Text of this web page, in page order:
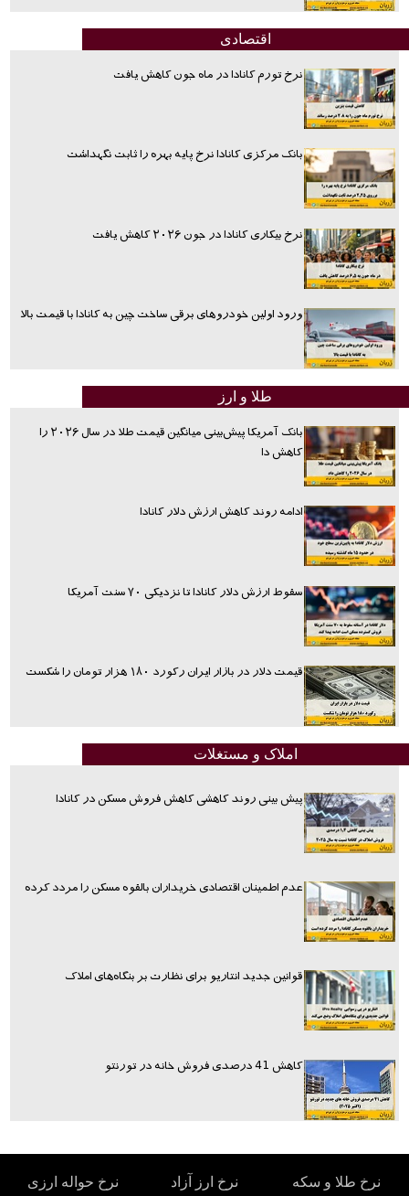
اقتصادی
نرخ تورم کانادا در ماه جون کاهش یافت
بانک مرکزی کانادا نرخ پایه بهره را ثابت نگهداشت
نرخ بیکاری کانادا در جون ۲۰۲۶ کاهش یافت
ورود اولین خودروهای برقی ساخت چین به کانادا با قیمت بالا
طلا و ارز
بانک آمریکا پیش‌بینی میانگین قیمت طلا در سال ۲۰۲۶ را
کاهش دا
ادامه روند کاهش ارزش دلار کانادا
سقوط ارزش دلار کانادا تا نزدیکی ۷۰ سنت آمریکا
قیمت دلار در بازار ایران رکورد ۱۸۰ هزار تومان را شکست
املاک و مستغلات
پیش بینی روند کاهشی کاهش فروش مسکن در کانادا
عدم اطمینان اقتصادی خریداران بالقوه مسکن را مردد کرده
قوانین جدید انتاریو برای نظارت بر بنگاه‌های املاک
کاهش 41 درصدی فروش خانه در تورنتو
نرخ طلا و سکه نرخ ارز آزاد نرخ حواله ارزی